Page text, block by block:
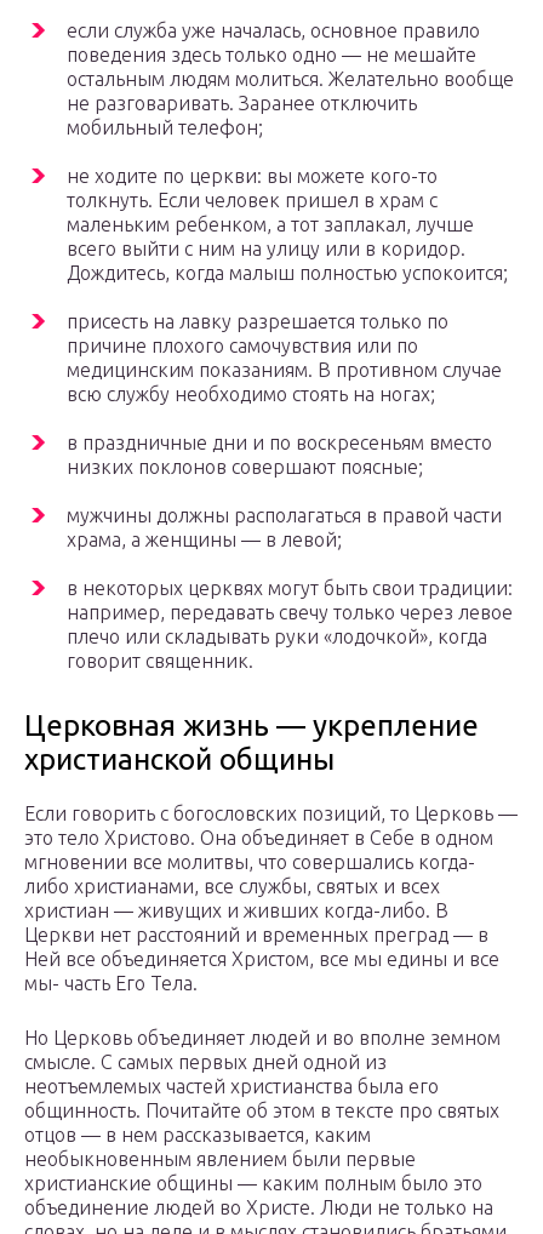
если служба уже началась, основное правило
поведения здесь только одно — не мешайте
остальным людям молиться. Желательно вообще
не разговаривать. Заранее отключить
мобильный телефон;
не ходите по церкви: вы можете кого-то
толкнуть. Если человек пришел в храм с
маленьким ребенком, а тот заплакал, лучше
всего выйти с ним на улицу или в коридор.
Дождитесь, когда малыш полностью успокоится;
присесть на лавку разрешается только по
причине плохого самочувствия или по
медицинским показаниям. В противном случае
всю службу необходимо стоять на ногах;
в праздничные дни и по воскресеньям вместо
низких поклонов совершают поясные;
мужчины должны располагаться в правой части
храма, а женщины — в левой;
в некоторых церквях могут быть свои традиции:
например, передавать свечу только через левое
плечо или складывать руки «лодочкой», когда
говорит священник.
Церковная жизнь — укрепление
христианской общины
Если говорить с богословских позиций, то Церковь —
это тело Христово. Она объединяет в Себе в одном
мгновении все молитвы, что совершались когда-
либо христианами, все службы, святых и всех
христиан — живущих и живших когда-либо. В
Церкви нет расстояний и временных преград — в
Ней все объединяется Христом, все мы едины и все
мы- часть Его Тела.
Но Церковь объединяет людей и во вполне земном
смысле. С самых первых дней одной из
неотъемлемых частей христианства была его
общинность. Почитайте об этом в тексте про святых
отцов — в нем рассказывается, каким
необыкновенным явлением были первые
христианские общины — каким полным было это
объединение людей во Христе. Люди не только на